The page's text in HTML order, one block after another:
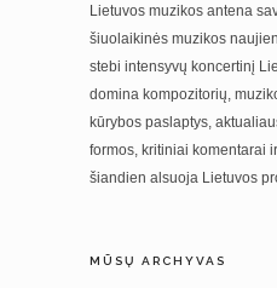
Lietuvos muzikos antena
šiuolaikinės muzikos
stebi intensyvų koncertinį
domina kompozitorių,
kūrybos paslaptys,
formos, kritiniai komentarai
šiandien alsuoja Lietuvos
MŪSŲ ARCHYVAS